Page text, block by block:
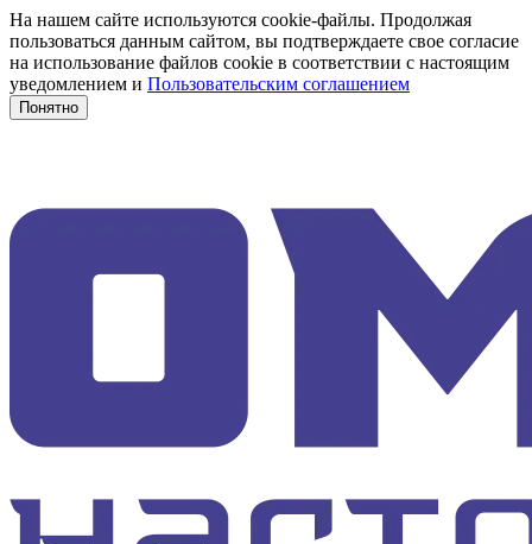
На нашем сайте используются cookie-файлы. Продолжая
пользоваться данным сайтом, вы подтверждаете свое согласие
на использование файлов cookie в соответствии с настоящим
уведомлением и Пользовательским соглашением
Понятно